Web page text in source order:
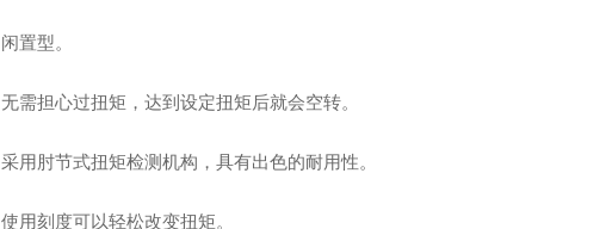
闲置型。
无需担心过扭矩，达到设定扭矩后就会空转。
采用肘节式扭矩检测机构，具有出色的耐用性。
使用刻度可以轻松改变扭矩。